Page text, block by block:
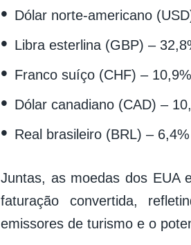
Dólar norte-americano
Libra esterlina (GBP) –
Franco suíço (CHF) –
Dólar canadiano (CAD) –
Real brasileiro (BRL) –
Juntas, as moedas dos EUA
faturação convertida,
emissores de turismo e o